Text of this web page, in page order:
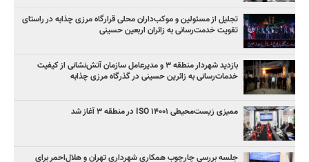
تجلیل از مسئولین و موکب‌داران محلی قرارگاه مرزی چذابه در راستای
تقویت خدمت‌رسانی به زائران اربعین حسینی
‌بازدید شهردار منطقه ۳ و مدیرعامل سازمان آتش‌نشانی از کیفیت
خدمات‌رسانی به زائرین حسینی در گذرگاه مرزی چذابه
ممیزی زیست‌محیطی ISO ۱۴۰۰۱ در منطقه ۳ آغاز شد
جلسه بررسی چارچوب همکاری شهرداری تهران و هلال‌احمر برای